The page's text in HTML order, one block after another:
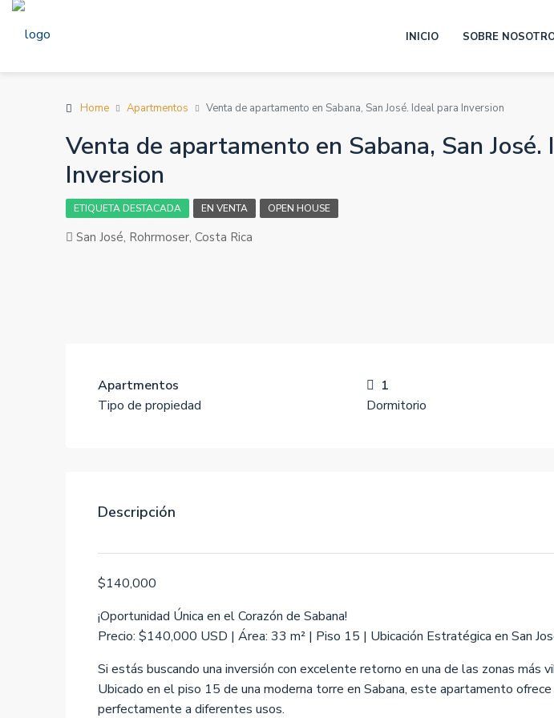
INICIO SOBRE
Home Apartmentos Venta de apartamento en Sabana, San José. Ideal para Inversion
Venta de apartamento en Sabana, San José.
Inversion
ETIQUETA DESTACADA EN VENTA OPEN HOUSE
San José, Rohrmoser, Costa Rica
Apartmentos
Tipo de propiedad
1
Dormitorio
Descripción
$140,000
¡Oportunidad Única en el Corazón de Sabana!
Precio: $140,000 USD | Área: 33 m² | Piso 15 | Ubicación Estratégica en San
Si estás buscando una inversión con excelente retorno en una de las zonas más
Ubicado en el piso 15 de una moderna torre en Sabana, este apartamento
perfectamente a diferentes usos.